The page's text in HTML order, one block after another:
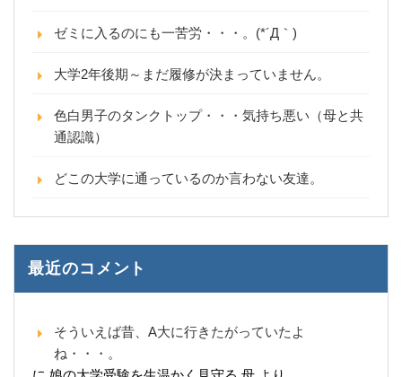
ゼミに入るのにも一苦労・・・。(*´Д｀)
大学2年後期～まだ履修が決まっていません。
色白男子のタンクトップ・・・気持ち悪い（母と共
通認識）
どこの大学に通っているのか言わない友達。
最近のコメント
そういえば昔、A大に行きたがっていたよ
ね・・・。